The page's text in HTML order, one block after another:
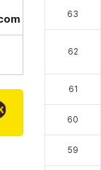
63
62
61
60
59